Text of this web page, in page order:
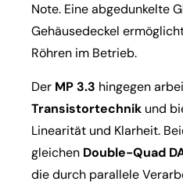
Note. Eine abgedunkelte
Gehäusedeckel
Röhren im Betrieb.
Der MP 3.3 hingegen
Transistortechnik und
Linearität und Klarheit.
gleichen Double-Quad
die durch parallele